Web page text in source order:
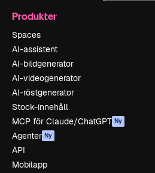
Produkter
Spaces
AI-assistent
AI-bildgenerator
AI-videogenerator
AI-röstgenerator
Stock-innehåll
MCP för Claude/ChatGPT Ny
Agenter Ny
API
Mobilapp